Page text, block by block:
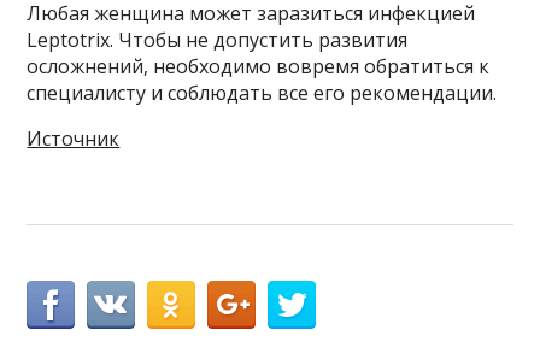
Любая женщина может заразиться инфекцией
Leptotrix. Чтобы не допустить развития
осложнений, необходимо вовремя обратиться к
специалисту и соблюдать все его рекомендации.
Источник